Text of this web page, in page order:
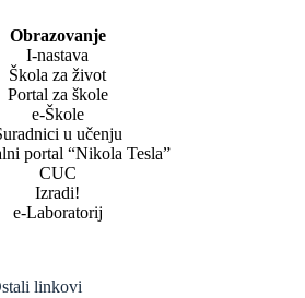
Obrazovanje
I-nastava
Škola za život
Portal za škole
e-Škole
u učenju
portal “Nikola Tesla”
CUC
Izradi!
e-Laboratorij
linkovi